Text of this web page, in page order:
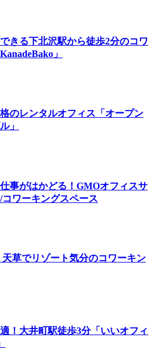
きる下北沢駅から徒歩2分のコワ
」
のレンタルオフィス「オープン
」
事がはかどる！GMOオフィスサ
ワーキングスペース
草でリゾート気分のコワーキン
！大井町駅徒歩3分「いいオフィ